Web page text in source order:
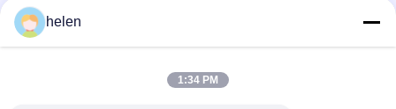
ব্লগ
helen
1:34 PM